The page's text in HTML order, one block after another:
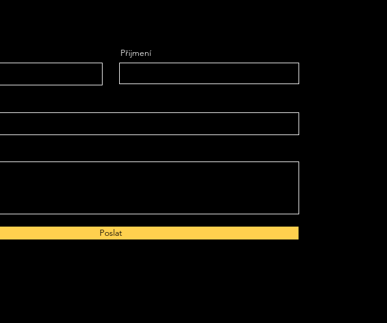
Přijmení
Poslat